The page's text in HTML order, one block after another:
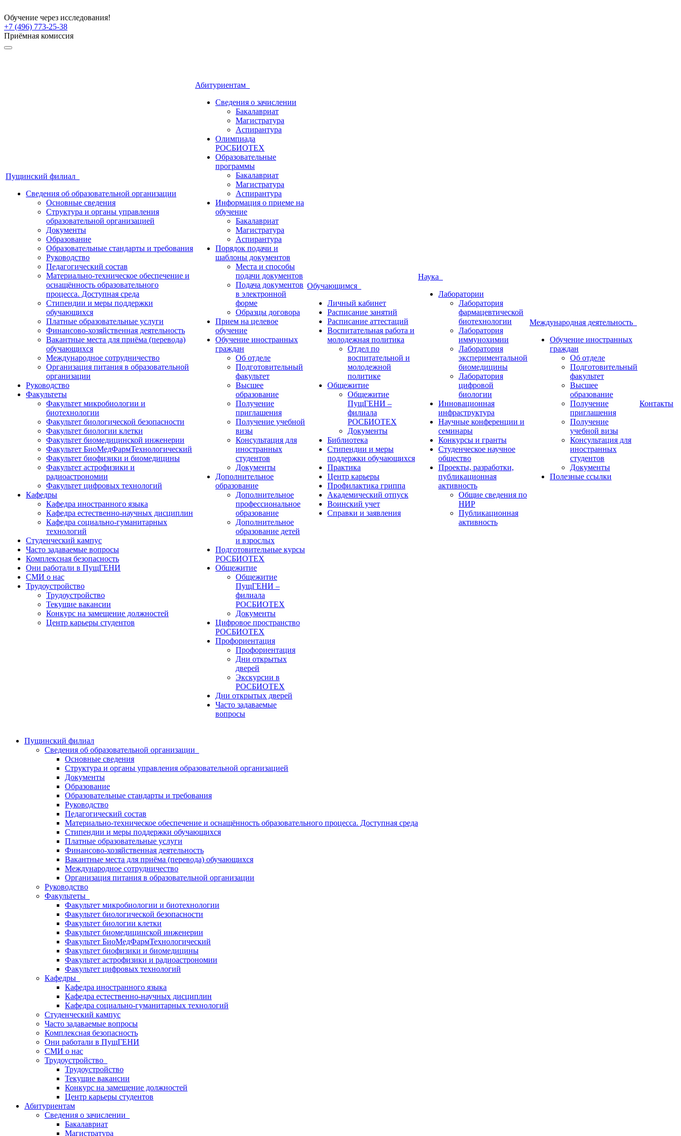
Обучение через исследования!
+7 (496) 773-25-38
Приёмная комиссия
Пущинский филиал
Сведения об образовательной организации
Основные сведения
Структура и органы управления
образовательной организацией
Документы
Образование
Образовательные стандарты и требования
Руководство
Педагогический состав
Материально-техническое обеспечение и
оснащённость образовательного
процесса. Доступная среда
Стипендии и меры поддержки
обучающихся
Платные образовательные услуги
Финансово-хозяйственная деятельность
Вакантные места для приёма (перевода)
обучающихся
Международное сотрудничество
Организация питания в образовательной
организации
Руководство
Факультеты
Факультет микробиологии и
биотехнологии
Факультет биологической безопасности
Факультет биологии клетки
Факультет биомедицинской инженерии
Факультет БиоМедФармТехнологический
Факультет биофизики и биомедицины
Факультет астрофизики и
радиоастрономии
Факультет цифровых технологий
Кафедры
Кафедра иностранного языка
Кафедра естественно-научных дисциплин
Кафедра социально-гуманитарных
технологий
Студенческий кампус
Часто задаваемые вопросы
Комплексная безопасность
Они работали в ПущГЕНИ
СМИ о нас
Трудоустройство
Трудоустройство
Текущие вакансии
Конкурс на замещение должностей
Центр карьеры студентов
Абитуриентам
Сведения о зачислении
Бакалавриат
Магистратура
Аспирантура
Олимпиада
РОСБИОТЕХ
Образовательные
программы
Бакалавриат
Магистратура
Аспирантура
Информация о приеме на
обучение
Бакалавриат
Магистратура
Аспирантура
Порядок подачи и
шаблоны документов
Места и способы
подачи документов
Подача документов
в электронной
форме
Образцы договора
Прием на целевое
обучение
Обучение иностранных
граждан
Об отделе
Подготовительный
факультет
Высшее
образование
Получение
приглашения
Получение учебной
визы
Консультация для
иностранных
студентов
Документы
Дополнительное
образование
Дополнительное
профессиональное
образование
Дополнительное
образование детей
и взрослых
Подготовительные курсы
РОСБИОТЕХ
Общежитие
Общежитие
ПущГЕНИ –
филиала
РОСБИОТЕХ
Документы
Цифровое пространство
РОСБИОТЕХ
Профориентация
Профориентация
Дни открытых
дверей
Экскурсии в
РОСБИОТЕХ
Дни открытых дверей
Часто задаваемые
вопросы
Обучающимся
Личный кабинет
Расписание занятий
Расписание аттестаций
Воспитательная работа и
молодежная политика
Отдел по
воспитательной и
молодежной
политике
Общежитие
Общежитие
ПущГЕНИ –
филиала
РОСБИОТЕХ
Документы
Библиотека
Стипендии и меры
поддержки обучающихся
Практика
Центр карьеры
Профилактика гриппа
Академический отпуск
Воинский учет
Справки и заявления
Наука
Лаборатории
Лаборатория
фармацевтической
биотехнологии
Лаборатория
иммунохимии
Лаборатория
экспериментальной
биомедицины
Лаборатория
цифровой
биологии
Инновационная
инфраструктура
Научные конференции и
семинары
Конкурсы и гранты
Студенческое научное
общество
Проекты, разработки,
публикационная
активность
Общие сведения по
НИР
Публикационная
активность
Международная деятельность
Обучение иностранных
граждан
Об отделе
Подготовительный
факультет
Высшее
образование
Получение
приглашения
Получение
учебной визы
Консультация для
иностранных
студентов
Документы
Полезные ссылки
Контакты
Пущинский филиал
Сведения об образовательной организации
Основные сведения
Структура и органы управления образовательной организацией
Документы
Образование
Образовательные стандарты и требования
Руководство
Педагогический состав
Материально-техническое обеспечение и оснащённость образовательного процесса. Доступная среда
Стипендии и меры поддержки обучающихся
Платные образовательные услуги
Финансово-хозяйственная деятельность
Вакантные места для приёма (перевода) обучающихся
Международное сотрудничество
Организация питания в образовательной организации
Руководство
Факультеты
Факультет микробиологии и биотехнологии
Факультет биологической безопасности
Факультет биологии клетки
Факультет биомедицинской инженерии
Факультет БиоМедФармТехнологический
Факультет биофизики и биомедицины
Факультет астрофизики и радиоастрономии
Факультет цифровых технологий
Кафедры
Кафедра иностранного языка
Кафедра естественно-научных дисциплин
Кафедра социально-гуманитарных технологий
Студенческий кампус
Часто задаваемые вопросы
Комплексная безопасность
Они работали в ПущГЕНИ
СМИ о нас
Трудоустройство
Трудоустройство
Текущие вакансии
Конкурс на замещение должностей
Центр карьеры студентов
Абитуриентам
Сведения о зачислении
Бакалавриат
Магистратура